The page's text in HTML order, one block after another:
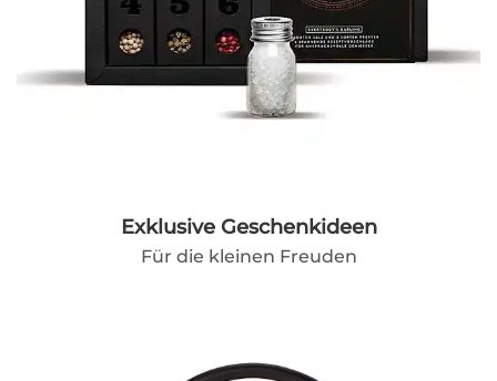
Exklusive Geschenkideen
Für die kleinen Freuden